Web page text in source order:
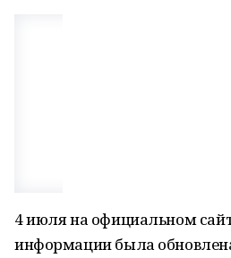
4 июля на официальном
информации была